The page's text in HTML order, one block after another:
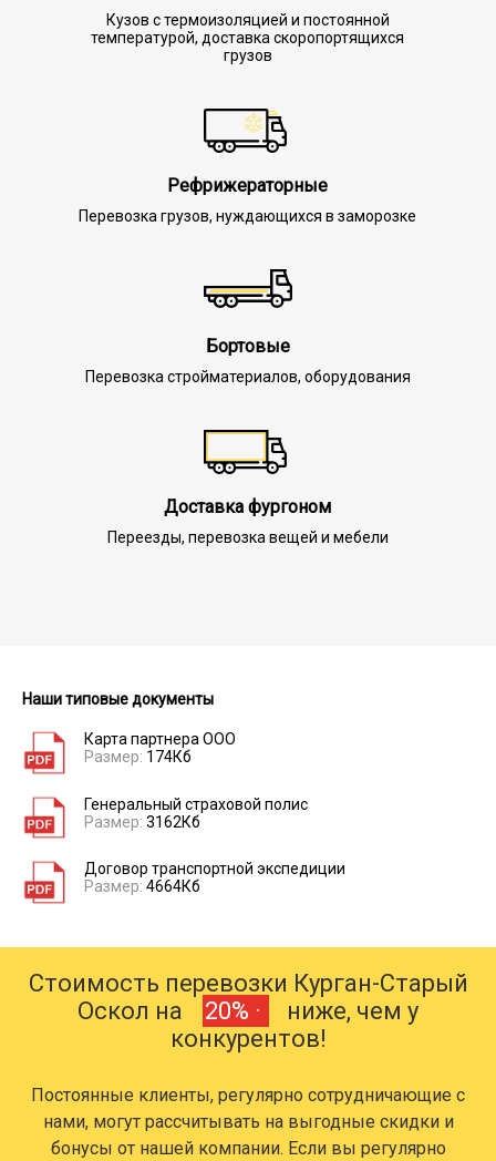
Кузов с термоизоляцией и постоянной
температурой, доставка скоропортящихся
грузов
Рефрижераторные
Перевозка грузов, нуждающихся в заморозке
Бортовые
Перевозка стройматериалов, оборудования
Доставка фургоном
Переезды, перевозка вещей и мебели
Наши типовые документы
Карта партнера ООО
Размер: 174Кб
Генеральный страховой полис
Размер: 3162Кб
Договор транспортной экспедиции
Размер: 4664Кб
Стоимость перевозки Курган-Старый
Оскол на
20% ·
ниже, чем у
конкурентов!
Постоянные клиенты, регулярно сотрудничающие с
нами, могут рассчитывать на выгодные скидки и
бонусы от нашей компании. Если вы регулярно